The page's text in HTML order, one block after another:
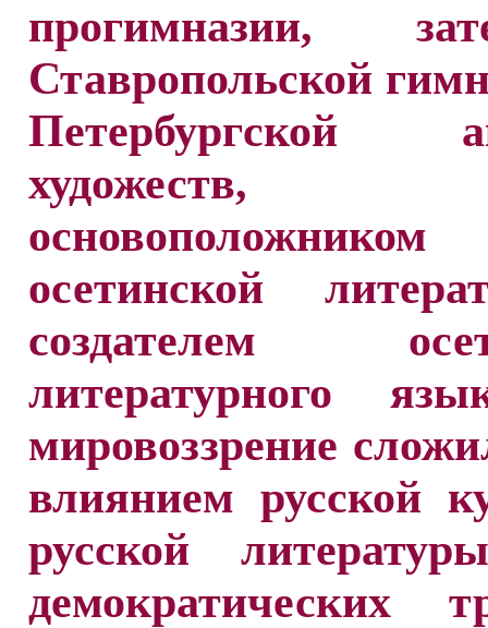
прогимназии,
Ставропольской
Петербургской
художеств,
основоположником
осетинской
создателем
литературного
мировоззрение
влиянием русской
русской
демократических